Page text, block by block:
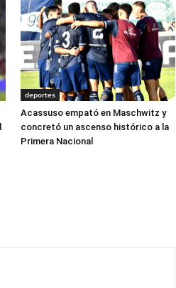
deportes
Acassuso empató en Maschwitz y
concretó un ascenso histórico a la
Primera Nacional